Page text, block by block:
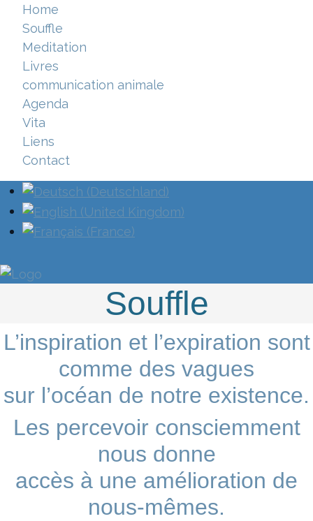
Home
Souffle
Meditation
Livres
communication animale
Agenda
Vita
Liens
Contact
Sélectionnez votre langue
Souffle
L’inspiration et l’expiration sont
comme des vagues
sur l’océan de notre existence.
Les percevoir consciemment
nous donne
accès à une amélioration de
nous-mêmes.